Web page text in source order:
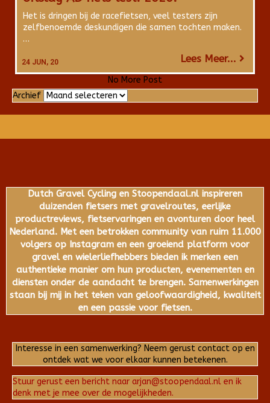
24 JUN, 20
Het is dringen bij de racefietsen, veel testers zijn
zelfbenoemde deskundigen die samen tochten maken.
…
Lees Meer...
No More Post
Archief Archief
Dutch Gravel Cycling en Stoopendaal.nl inspireren
duizenden fietsers met gravelroutes, eerlijke
productreviews, fietservaringen en avonturen door heel
Nederland. Met een betrokken community van ruim 11.000
volgers op Instagram en een groeiend platform voor
gravel en wielerliefhebbers bieden ik merken een
authentieke manier om hun producten, evenementen en
diensten onder de aandacht te brengen. Samenwerkingen
staan bij mij in het teken van geloofwaardigheid, kwaliteit
en een passie voor fietsen.
Interesse in een samenwerking? Neem gerust contact op en
ontdek wat we voor elkaar kunnen betekenen.
Stuur gerust een bericht naar arjan@stoopendaal.nl en ik
denk met je mee over de mogelijkheden.